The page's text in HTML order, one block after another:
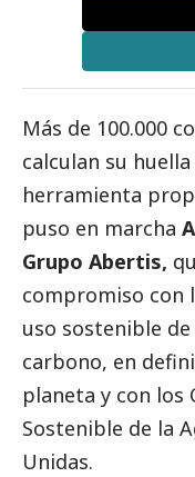
Más de 100.000
calculan su
herramienta
puso en marcha
Grupo Abertis,
compromiso con
uso sostenible
carbono, en
planeta y con los
Sostenible de la
Unidas.